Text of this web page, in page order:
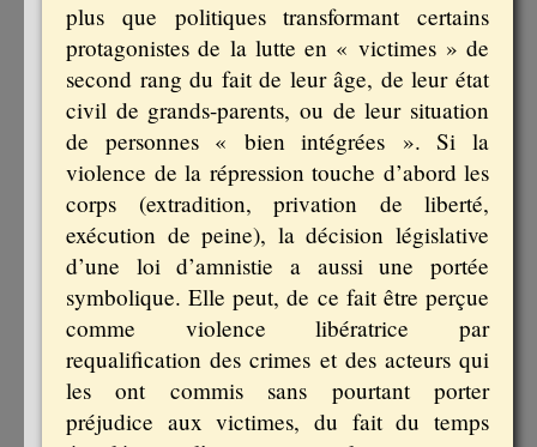
plus que politiques transformant certains
protagonistes de la lutte en « victimes » de
second rang du fait de leur âge, de leur état
civil de grands-parents, ou de leur situation
de personnes « bien intégrées ». Si la
violence de la répression touche d’abord les
corps (extradition, privation de liberté,
exécution de peine), la décision législative
d’une loi d’amnistie a aussi une portée
symbolique. Elle peut, de ce fait être perçue
comme violence libératrice par
requalification des crimes et des acteurs qui
les ont commis sans pourtant porter
préjudice aux victimes, du fait du temps